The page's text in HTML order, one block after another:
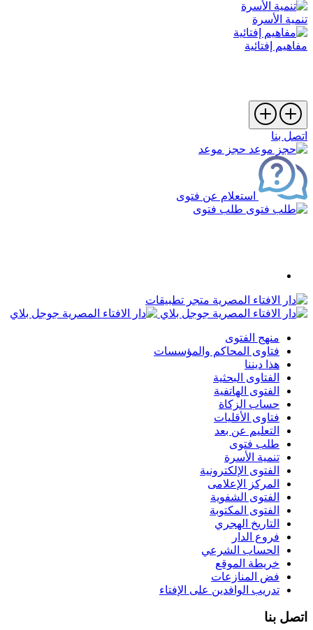
تنمية الأسرة
مفاهيم إفتائية
اتصل بنا
حجز موعد
استعلام عن فتوى
طلب فتوى
منهج الفتوى
فتاوى المحاكم والمؤسسات
هذا ديننا
الفتاوى البحثية
الفتوى الهاتفية
حساب الزكاة
فتاوى الأقليات
التعليم عن بعد
طلب فتوى
تنمية الأسرة
الفتوى الإلكترونية
المركز الإعلامى
الفتوى الشفوية
الفتوى المكتوبة
التاريخ الهجري
فروع الدار
الحساب الشرعي
خريطة الموقع
فض المنازعات
تدريب الوافدين على الإفتاء
اتصل بنا